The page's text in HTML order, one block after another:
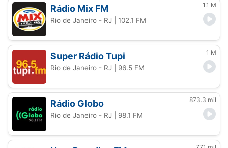
Rádio Mix FM 1.1 M
Rio de Janeiro - RJ | 102.1 FM
Super Rádio Tupi 1 M
Rio de Janeiro - RJ | 96.5 FM
Rádio Globo 873.3 mil
Rio de Janeiro - RJ | 98.1 FM